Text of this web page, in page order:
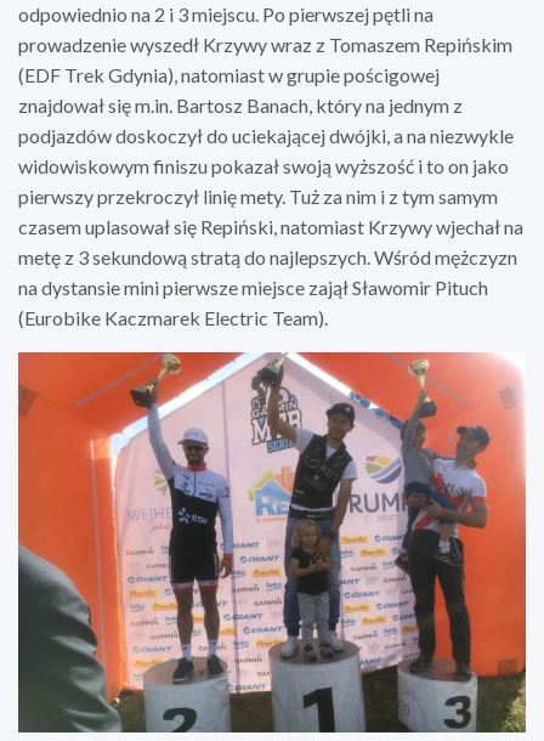
odpowiednio na 2 i 3 miejscu. Po pierwszej pętli na
prowadzenie wyszedł Krzywy wraz z Tomaszem Repińskim
(EDF Trek Gdynia), natomiast w grupie pościgowej
znajdował się m.in. Bartosz Banach, który na jednym z
podjazdów doskoczył do uciekającej dwójki, a na niezwykle
widowiskowym finiszu pokazał swoją wyższość i to on jako
pierwszy przekroczył linię mety. Tuż za nim i z tym samym
czasem uplasował się Repiński, natomiast Krzywy wjechał na
metę z 3 sekundową stratą do najlepszych. Wśród mężczyzn
na dystansie mini pierwsze miejsce zajął Sławomir Pituch
(Eurobike Kaczmarek Electric Team).